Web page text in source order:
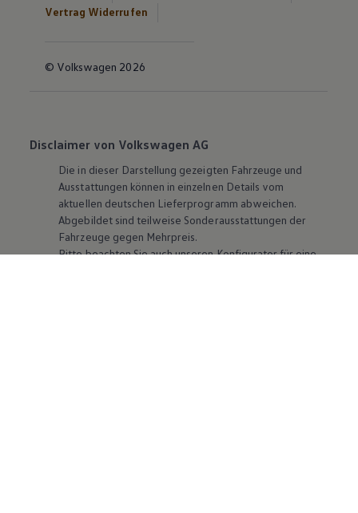
Vertrag Widerrufen
© Volkswagen 2026
Disclaimer von Volkswagen AG
Die in dieser Darstellung gezeigten Fahrzeuge und
Ausstattungen können in einzelnen Details vom
aktuellen deutschen Lieferprogramm abweichen.
Abgebildet sind teilweise Sonderausstattungen der
Fahrzeuge gegen Mehrpreis.
Bitte beachten Sie auch unseren Konfigurator für eine